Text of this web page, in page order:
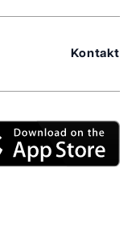
Kontakt